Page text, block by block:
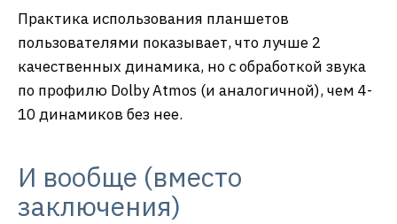
Практика использования планшетов
пользователями показывает, что лучше 2
качественных динамика, но с обработкой звука
по профилю Dolby Atmos (и аналогичной), чем 4-
10 динамиков без нее.
И вообще (вместо
заключения)